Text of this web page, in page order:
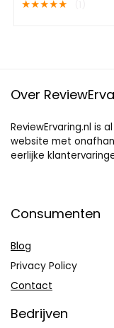
★★★★★
Over
ReviewErvaring.nl is
website met
eerlijke
Consumenten
Blog
Privacy Policy
Contact
Bedrijven